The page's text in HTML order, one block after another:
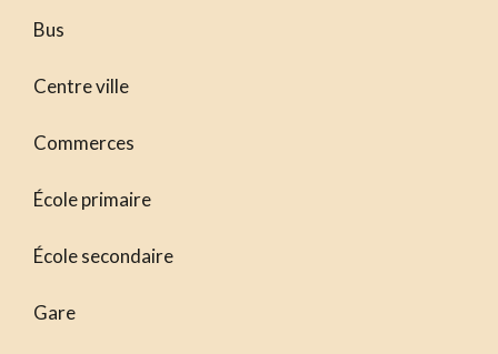
Bus
Centre ville
Commerces
École primaire
École secondaire
Gare